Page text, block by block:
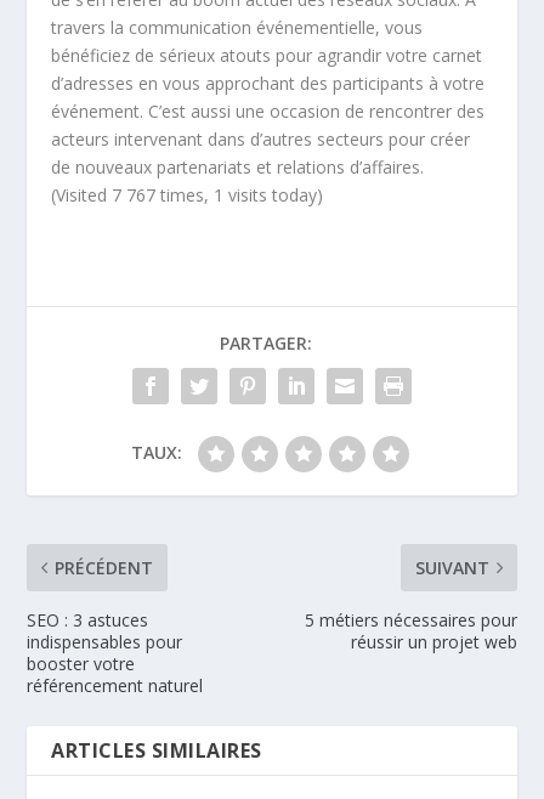
travers la communication événementielle, vous
bénéficiez de sérieux atouts pour agrandir votre carnet
d’adresses en vous approchant des participants à votre
événement. C’est aussi une occasion de rencontrer des
acteurs intervenant dans d’autres secteurs pour créer
de nouveaux partenariats et relations d’affaires.
(Visited 7 767 times, 1 visits today)
PARTAGER:
TAUX:
PRÉCÉDENT
SEO : 3 astuces
indispensables pour
booster votre
référencement naturel
SUIVANT
5 métiers nécessaires pour
réussir un projet web
ARTICLES SIMILAIRES